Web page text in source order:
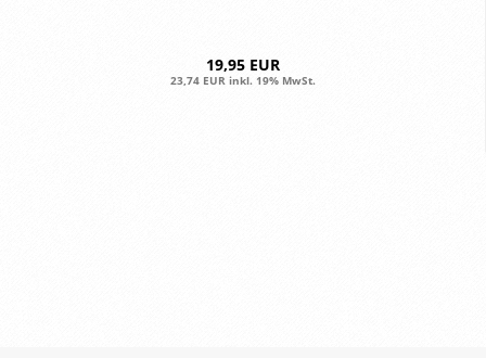
19,95 EUR
23,74 EUR inkl. 19% MwSt.